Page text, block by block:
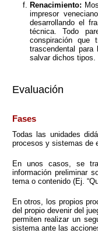
Renacimiento:
impresor
desarrollando el
técnica. Todo
conspiración
trascendental
salvar dichos tipos.
Evaluación
Fases
Todas las unidades
procesos y sistemas de
En unos casos, se
información preliminar
tema o contenido (Ej.
En otros, los propios
del propio devenir del
permiten realizar un
sistema ante las